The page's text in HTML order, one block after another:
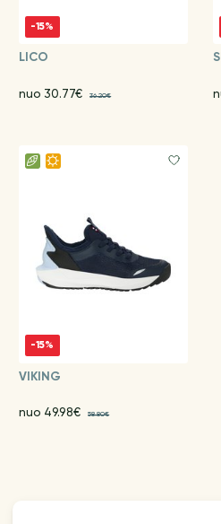
-15%
LICO
nuo 30.77€ 36.20€
-15%
VIKING
nuo 49.98€ 58.80€